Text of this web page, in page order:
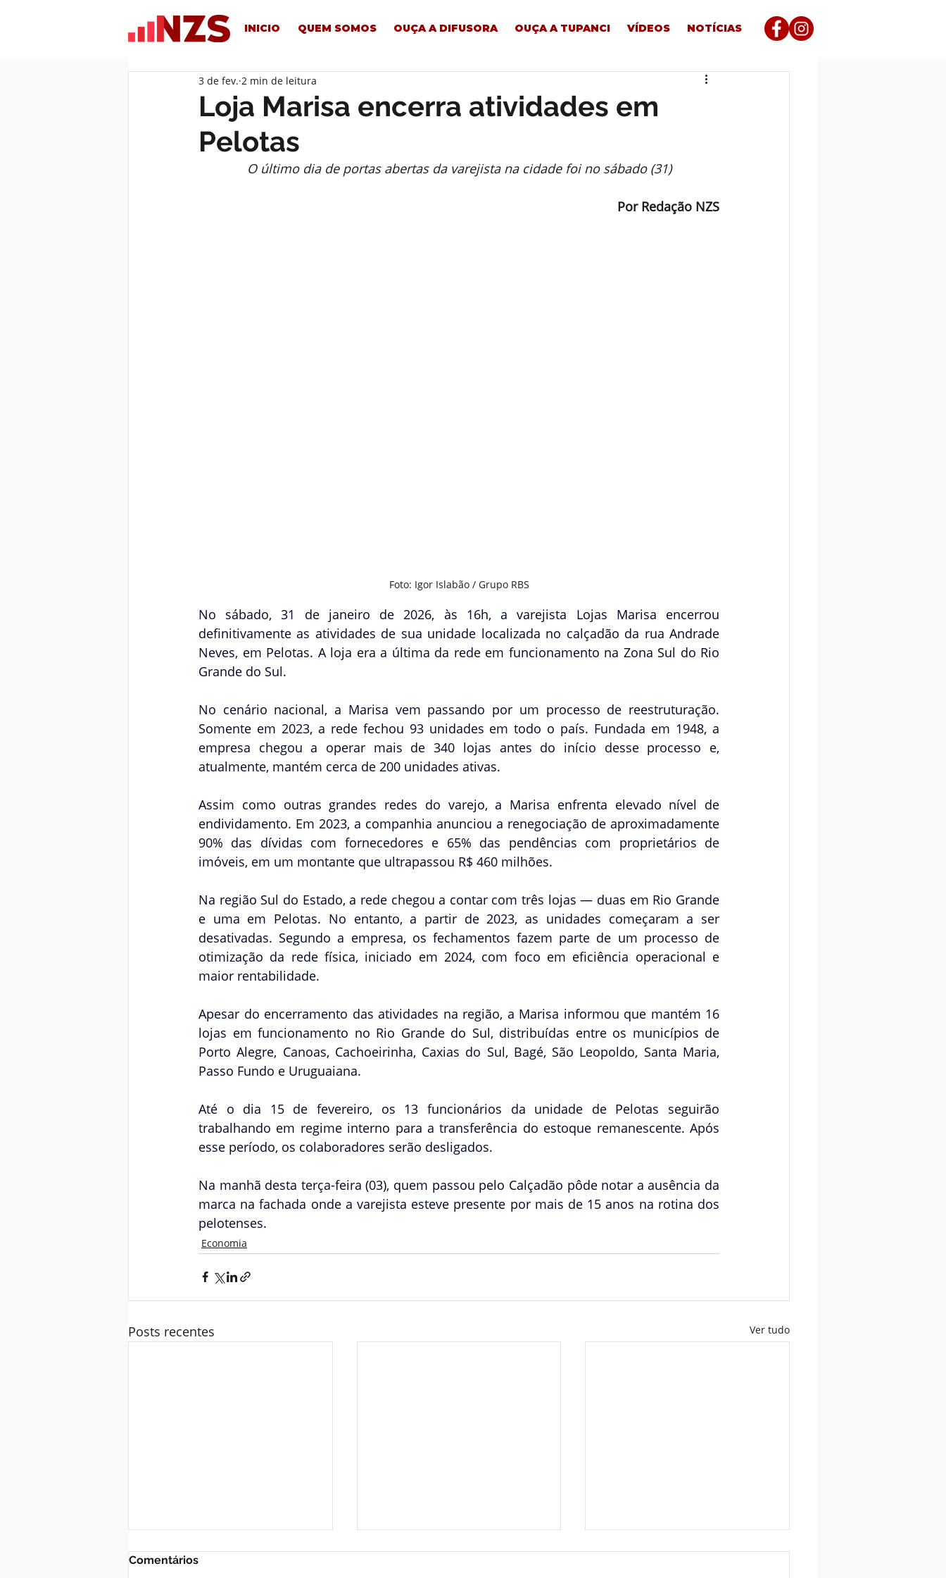
INICIO QUEM SOMOS OUÇA A DIFUSORA OUÇA A TUPANCI VÍDEOS NOTÍCIAS
Loja Marisa encerra atividades em
Pelotas
3 de fev. 2 min de leitura
O último dia de portas abertas da varejista na cidade foi no sábado (31)
Por Redação NZS
Foto: Igor Islabão / Grupo RBS
No sábado, 31 de janeiro de 2026, às 16h, a varejista Lojas Marisa encerrou
definitivamente as atividades de sua unidade localizada no calçadão da rua Andrade
Neves, em Pelotas. A loja era a última da rede em funcionamento na Zona Sul do Rio
Grande do Sul.
No cenário nacional, a Marisa vem passando por um processo de reestruturação.
Somente em 2023, a rede fechou 93 unidades em todo o país. Fundada em 1948, a
empresa chegou a operar mais de 340 lojas antes do início desse processo e,
atualmente, mantém cerca de 200 unidades ativas.
Assim como outras grandes redes do varejo, a Marisa enfrenta elevado nível de
endividamento. Em 2023, a companhia anunciou a renegociação de aproximadamente
90% das dívidas com fornecedores e 65% das pendências com proprietários de
imóveis, em um montante que ultrapassou R$ 460 milhões.
Na região Sul do Estado, a rede chegou a contar com três lojas — duas em Rio Grande
e uma em Pelotas. No entanto, a partir de 2023, as unidades começaram a ser
desativadas. Segundo a empresa, os fechamentos fazem parte de um processo de
otimização da rede física, iniciado em 2024, com foco em eficiência operacional e
maior rentabilidade.
Apesar do encerramento das atividades na região, a Marisa informou que mantém 16
lojas em funcionamento no Rio Grande do Sul, distribuídas entre os municípios de
Porto Alegre, Canoas, Cachoeirinha, Caxias do Sul, Bagé, São Leopoldo, Santa Maria,
Passo Fundo e Uruguaiana.
Até o dia 15 de fevereiro, os 13 funcionários da unidade de Pelotas seguirão
trabalhando em regime interno para a transferência do estoque remanescente. Após
esse período, os colaboradores serão desligados.
Na manhã desta terça-feira (03), quem passou pelo Calçadão pôde notar a ausência da
marca na fachada onde a varejista esteve presente por mais de 15 anos na rotina dos
pelotenses.
Economia
Posts recentes Ver tudo
Comentários